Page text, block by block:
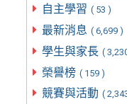
自主學習 ( 53 )
最新消息 ( 6,699 )
學生與家長 (
榮譽榜 ( 159 )
競賽與活動 (